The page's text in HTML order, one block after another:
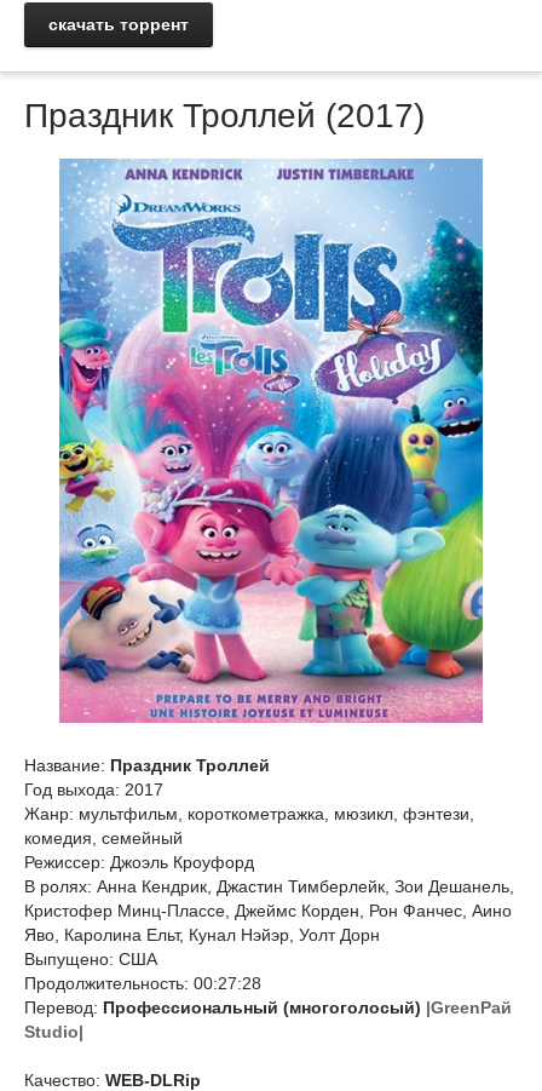
скачать торрент
Праздник Троллей (2017)
Название: Праздник Троллей
Год выхода: 2017
Жанр: мультфильм, короткометражка, мюзикл, фэнтези,
комедия, семейный
Режиссер: Джоэль Кроуфорд
В ролях: Анна Кендрик, Джастин Тимберлейк, Зои Дешанель,
Кристофер Минц-Плассе, Джеймс Корден, Рон Фанчес, Аино
Яво, Каролина Ельт, Кунал Нэйэр, Уолт Дорн
Выпущено: США
Продолжительность: 00:27:28
Перевод: Профессиональный (многоголосый) |GreenРай
Studio|
Качество: WEB-DLRip